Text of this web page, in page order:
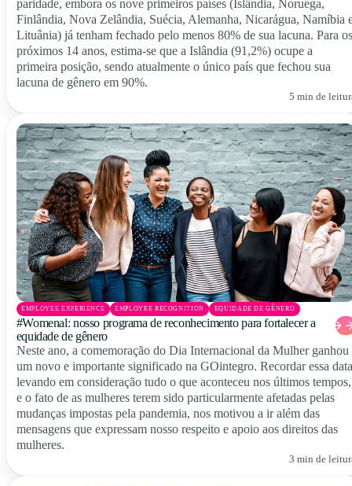
paridade, embora os nove primeiros países (Islândia, Noruega,
Finlândia, Nova Zelândia, Suécia, Alemanha, Nicarágua, Namíbia
Lituânia) já tenham fechado pelo menos 80% de sua lacuna. Para os
próximos 14 anos, estima-se que a Islândia (91,2%) ocupe a
primeira posição, sendo atualmente o único país que fechou sua
lacuna de gênero em 90%.
5 min de
EMPLOYEE EXPERIENCE EMPLOYEE RECOGNITION EQUIDADE DE GÊNERO
#Womenal: nosso programa de reconhecimento para fortalecer a
equidade de gênero
Neste ano, a comemoração do Dia Internacional da Mulher ganhou
um novo e importante significado na GOintegro. Recordar essa
levando em consideração tudo o que aconteceu nos últimos tempos,
e o fato de as mulheres terem sido particularmente afetadas pelas
mudanças impostas pela pandemia, nos motivou a ir além das
mensagens que expressam nosso respeito e apoio aos direitos das
mulheres.
3 min de